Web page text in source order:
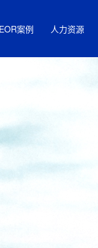
EOR案例 人力资源